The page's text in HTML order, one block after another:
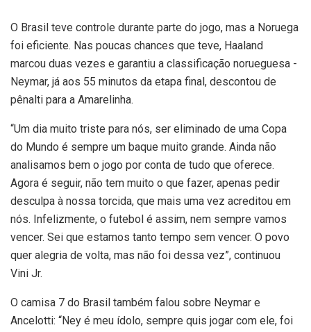
O Brasil teve controle durante parte do jogo, mas a Noruega
foi eficiente. Nas poucas chances que teve, Haaland
marcou duas vezes e garantiu a classificação norueguesa -
Neymar, já aos 55 minutos da etapa final, descontou de
pênalti para a Amarelinha.
“Um dia muito triste para nós, ser eliminado de uma Copa
do Mundo é sempre um baque muito grande. Ainda não
analisamos bem o jogo por conta de tudo que oferece.
Agora é seguir, não tem muito o que fazer, apenas pedir
desculpa à nossa torcida, que mais uma vez acreditou em
nós. Infelizmente, o futebol é assim, nem sempre vamos
vencer. Sei que estamos tanto tempo sem vencer. O povo
quer alegria de volta, mas não foi dessa vez”, continuou
Vini Jr.
O camisa 7 do Brasil também falou sobre Neymar e
Ancelotti: “Ney é meu ídolo, sempre quis jogar com ele, foi